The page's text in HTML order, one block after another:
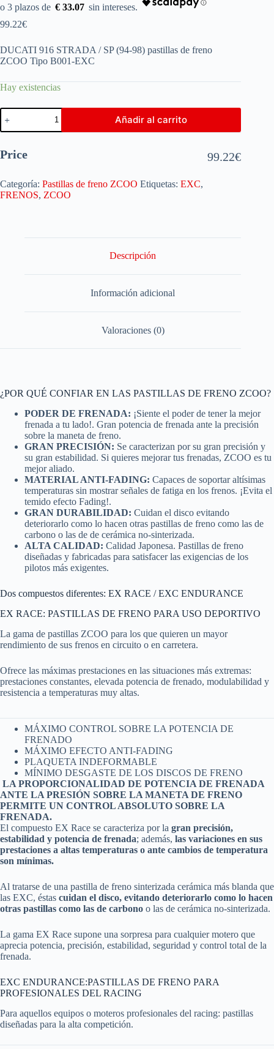
€ 33.07
99.22€
DUCATI 916 STRADA / SP (94-98) pastillas de freno
ZCOO Tipo B001-EXC
Hay existencias
Añadir al carrito
Price 99.22€
Categoría: Pastillas de freno ZCOO Etiquetas: EXC,
FRENOS, ZCOO
Descripción
Información adicional
Valoraciones (0)
¿POR QUÉ CONFIAR EN LAS PASTILLAS DE FRENO ZCOO?
PODER DE FRENADA: ¡Siente el poder de tener la mejor
frenada a tu lado!. Gran potencia de frenada ante la precisión
sobre la maneta de freno.
GRAN PRECISIÓN: Se caracterizan por su gran precisión y
su gran estabilidad. Si quieres mejorar tus frenadas, ZCOO es tu
mejor aliado.
MATERIAL ANTI-FADING: Capaces de soportar altísimas
temperaturas sin mostrar señales de fatiga en los frenos. ¡Evita el
temido efecto Fading!.
GRAN DURABILIDAD: Cuidan el disco evitando
deteriorarlo como lo hacen otras pastillas de freno como las de
carbono o las de de cerámica no-sinterizada.
ALTA CALIDAD: Calidad Japonesa. Pastillas de freno
diseñadas y fabricadas para satisfacer las exigencias de los
pilotos más exigentes.
Dos compuestos diferentes: EX RACE / EXC ENDURANCE
EX RACE: PASTILLAS DE FRENO PARA USO DEPORTIVO
La gama de pastillas ZCOO para los que quieren un mayor
rendimiento de sus frenos en circuito o en carretera.
Ofrece las máximas prestaciones en las situaciones más extremas:
prestaciones constantes, elevada potencia de frenado, modulabilidad y
resistencia a temperaturas muy altas.
MÁXIMO CONTROL SOBRE LA POTENCIA DE
FRENADO
MÁXIMO EFECTO ANTI-FADING
PLAQUETA INDEFORMABLE
MÍNIMO DESGASTE DE LOS DISCOS DE FRENO
LA PROPORCIONALIDAD DE POTENCIA DE FRENADA
ANTE LA PRESIÓN SOBRE LA MANETA DE FRENO
PERMITE UN CONTROL ABSOLUTO SOBRE LA
FRENADA.
El compuesto EX Race se caracteriza por la gran precisión,
estabilidad y potencia de frenada; además, las variaciones en sus
prestaciones a altas temperaturas o ante cambios de temperatura
son mínimas.
Al tratarse de una pastilla de freno sinterizada cerámica más blanda que
las EXC, éstas cuidan el disco, evitando deteriorarlo como lo hacen
otras pastillas como las de carbono o las de cerámica no-sinterizada.
La gama EX Race supone una sorpresa para cualquier motero que
aprecia potencia, precisión, estabilidad, seguridad y control total de la
frenada.
EXC ENDURANCE:PASTILLAS DE FRENO PARA
PROFESIONALES DEL RACING
Para aquellos equipos o moteros profesionales del racing: pastillas
diseñadas para la alta competición.